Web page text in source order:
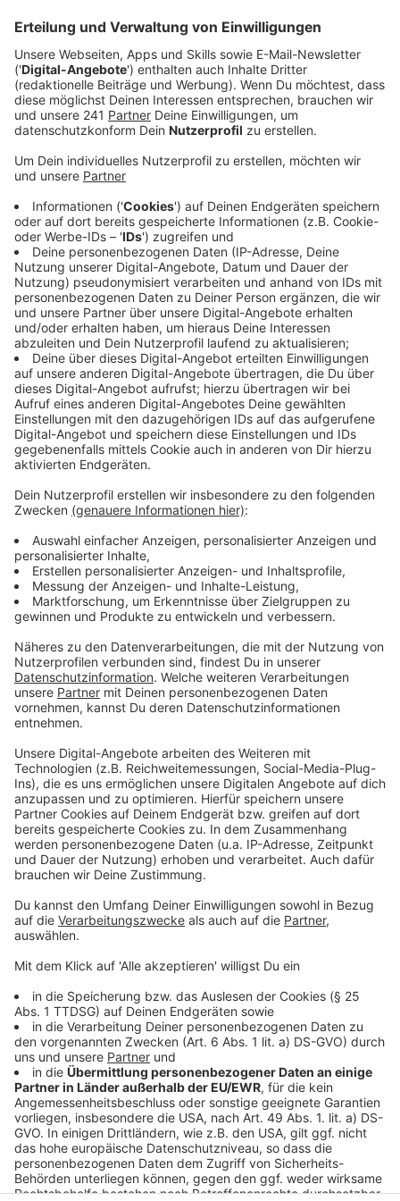
Anzeige
Dalmatiner-Pferde, die Kindheitserinnerungen
auslösen, hatten wir bei "Fünf Für..." auch noch nicht.
Bei Nina Chuba gab es direkt die Info: Tierfiguren
waren nicht so ihr Ding. Auch mit Erdnussbutter
konnten wir sie nicht begeistern, dafür aber mit dem
veganen Kochbuch von Ralf Möller. Das hat sogar zu
einer spontanen Ralf Möller Imitation geführt.
Anzeige
Wir benötigen Ihre
Zustimmung, um den YouTube
Video-Service zu laden!
Wir verwenden einen Service eines
Drittanbieters, um Videoinhalte
einzubetten. Dieser Service kann
Daten zu Ihren Aktivitäten
sammeln. Bitte lesen Sie die
Details durch und stimmen Sie der
Nutzung des Service zu, um dieses
Video anzusehen.
Mehr Informationen
Akzeptieren
powered by
Usercentrics Consent
Management Platform
Fünf für Nina Chuba - das Interview ohne Fragen
Anzeige
Ein Promi, keine Fragen und fünf
Gegenstände
Anzeige
Wenn ein Popstar, Comedian, Schauspieler oder
Politiker bei uns zu Besuch ist, stellt er sich auch dem
besonderen Video-Interview „Fünf für". Dabei wird
keine einzige Frage gestellt, sondern dem Gast
einfach fünf Dinge in die Hand gedrückt, zu denen er
das erzählt, was ihm als Erstes einfällt. Keine
Standardantworten, keine Promotionaussagen -
sondern ganz persönliche Geschichten - das ist „Fünf
Anzeige